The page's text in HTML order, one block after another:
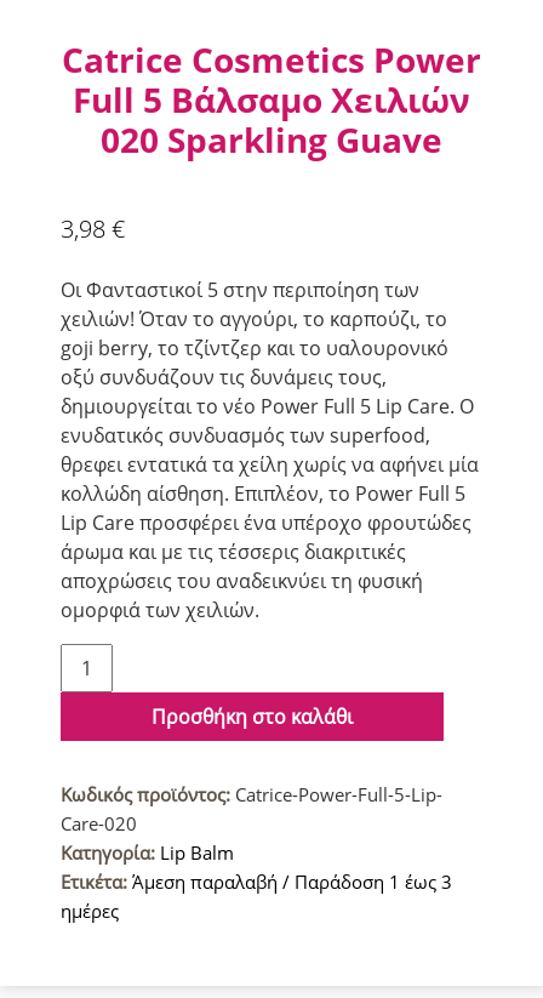
Catrice Cosmetics Power
Full 5 Βάλσαμο Χειλιών
020 Sparkling Guave
3,98€
Οι Φανταστικοί 5 στην περιποίηση των
χειλιών! Όταν το αγγούρι, το καρπούζι, το
goji berry, το τζίντζερ και το υαλουρονικό
οξύ συνδυάζουν τις δυνάμεις τους,
δημιουργείται το νέο Power Full 5 Lip Care. Ο
ενυδατικός συνδυασμός των superfood,
θρεφει εντατικά τα χείλη χωρίς να αφήνει μία
κολλώδη αίσθηση. Επιπλέον, το Power Full 5
Lip Care προσφέρει ένα υπέροχο φρουτώδες
άρωμα και με τις τέσσερις διακριτικές
αποχρώσεις του αναδεικνύει τη φυσική
ομορφιά των χειλιών.
Catrice
Cosmetics
Full
Βάλσαμο
Χειλιών
020
Sparkling
Guave
Προσθήκη στο καλάθι
Κωδικός προϊόντος: Catrice-Power-Full-5-Lip-
Care-020
Κατηγορία: Lip Balm
Ετικέτα: Άμεση παραλαβή / Παράδοση 1 έως 3
ημέρες